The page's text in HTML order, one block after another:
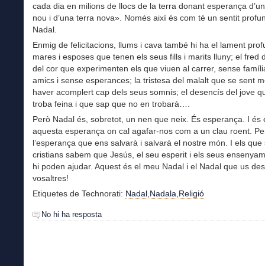
cada dia en milions de llocs de la terra donant esperança
nou i d’una terra nova». Només així és com té un sentit
Nadal.
Enmig de felicitacions, llums i cava també hi ha el lament
mares i esposes que tenen els seus fills i marits lluny; el fred
del cor que experimenten els que viuen al carrer, sense
amics i sense esperances; la tristesa del malalt que se sent
haver acomplert cap dels seus somnis; el desencís del jove
troba feina i que sap que no en trobarà….
Però Nadal és, sobretot, un nen que neix. És esperança. I és
aquesta esperança on cal agafar-nos com a un clau roent.
l’esperança que ens salvarà i salvarà el nostre món. I els que
cristians sabem que Jesús, el seu esperit i els seus
hi poden ajudar. Aquest és el meu Nadal i el Nadal que us
vosaltres!
Etiquetes de Technorati: Nadal,Nadala,Religió
No hi ha resposta